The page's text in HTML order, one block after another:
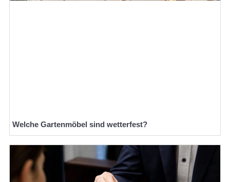
Welche Gartenmöbel sind wetterfest?